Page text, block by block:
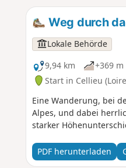
Weg durch
Lokale Behörde
9,94 km
+369 m
Start in Cellieu
Eine Wanderung, bei
Alpes, und dabei
starker
PDF herunterladen